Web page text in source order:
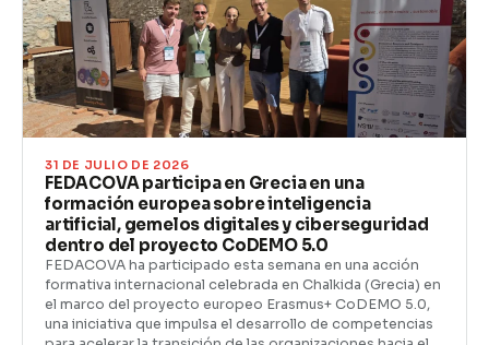
31 DE JULIO DE 2026
FEDACOVA participa en Grecia en una
formación europea sobre inteligencia
artificial, gemelos digitales y ciberseguridad
dentro del proyecto CoDEMO 5.0
FEDACOVA ha participado esta semana en una acción
formativa internacional celebrada en Chalkida (Grecia) en
el marco del proyecto europeo Erasmus+ CoDEMO 5.0,
una iniciativa que impulsa el desarrollo de competencias